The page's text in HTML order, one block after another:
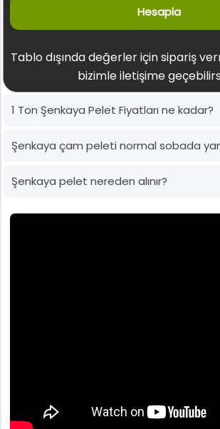
Hesapla
Tablo dışında değerler için sipariş
bizimle iletişime
1 Ton Şenkaya Pelet Fiyatları ne kadar?
Şenkaya çam peleti normal sobada
Şenkaya pelet nereden alınır?